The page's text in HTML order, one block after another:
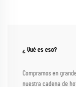
¿ Qué es eso?
Compramos en
nuestra cadena de